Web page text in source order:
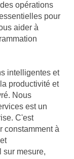
opérations
pour
aider à
intelligentes et
productivité et
Nous
est un
C'est
constamment à
sur mesure,